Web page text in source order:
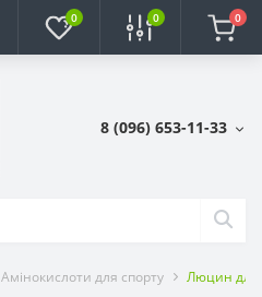
0 0 0
8 (096) 653-11-33
Амінокислоти для спорту Люцин для